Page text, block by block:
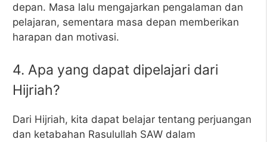
depan. Masa lalu mengajarkan pengalaman dan
pelajaran, sementara masa depan memberikan
harapan dan motivasi.
4. Apa yang dapat dipelajari dari
Hijriah?
Dari Hijriah, kita dapat belajar tentang perjuangan
dan ketabahan Rasulullah SAW dalam